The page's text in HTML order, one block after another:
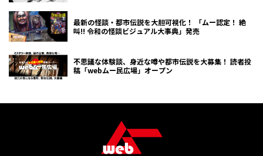
最新の怪談・都市伝説を大胆可視化！ 「ムー認定！ 絶
叫!! 令和の怪談ビジュアル大事典」発売
不思議な体験談、身近な噂や都市伝説を大募集！ 読者投
稿「webムー民広場」オープン